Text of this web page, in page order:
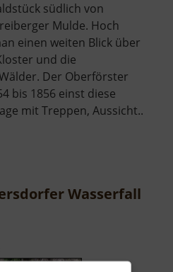
südlich von
Mulde. Hoch
einen weiten Blick über
und die
Der Oberförster
bis 1856 einst diese
mit Treppen, Aussicht..
Wasserfall